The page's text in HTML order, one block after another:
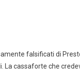
falsificati di
La cassaforte che